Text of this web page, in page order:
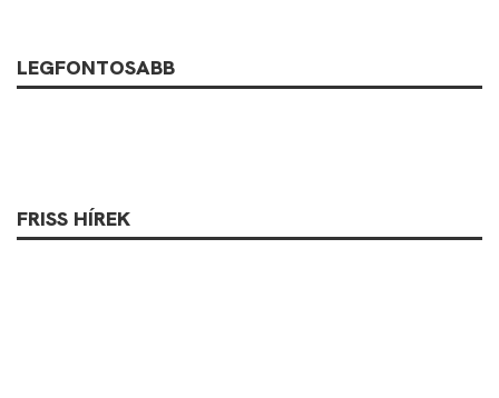
LEGFONTOSABB
FRISS HÍREK